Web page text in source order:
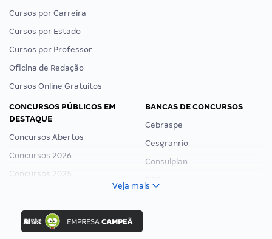
Cursos por Carreira
Cursos por Estado
Cursos por Professor
Oficina de Redação
Cursos Online Gratuitos
CONCURSOS PÚBLICOS EM
DESTAQUE
Concursos Abertos
Concursos 2026
Concursos 2025
Concurso Ibama
Concurso MPU
BANCAS DE CONCURSOS
Cebraspe
Cesgranrio
Consulplan
Veja mais